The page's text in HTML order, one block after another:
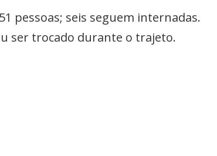
pessoas; seis seguem internadas.
ser trocado durante o trajeto.